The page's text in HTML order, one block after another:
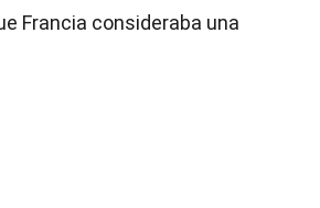
Francia consideraba una